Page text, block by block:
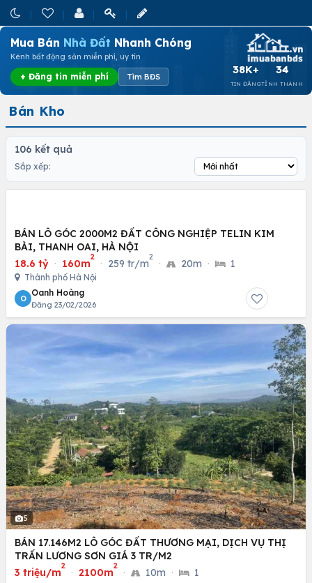
Mua Bán Nhà Đất Nhanh Chóng
Kênh bất động sản miễn phí, uy tín
+ Đăng tin miễn phí Tìm BĐS
38K+
TIN ĐĂNG
34
TỈNH THÀNH
Bán Kho
106 kết quả
Sắp xếp:
BÁN LÔ GÓC 2000M2 ĐẤT CÔNG NGHIỆP TELIN KIM
BÀI, THANH OAI, HÀ NỘI
18.6 tỷ · 160m
2
· 259 tr/m
2
· 20m · 1
Thành phố Hà Nội
O
Oanh Hoàng
Đăng 23/02/2026
5
BÁN 17.146M2 LÔ GÓC ĐẤT THƯƠNG MẠI, DỊCH VỤ THỊ
TRẤN LƯƠNG SƠN GIÁ 3 TR/M2
3 triệu/m
2
· 2100m
2
· 10m · 1